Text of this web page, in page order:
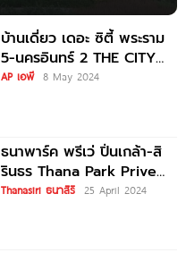
บ้านเดี่ยว เดอะ ซิตี้ พระราม
5-นครอินทร์ 2 THE CITY
Rama 5-Nakhon
AP เอพี 8 May 2024
ธนาพาร์ค พรีเว่ ปิ่นเกล้า-สิ
รินธร Thana Park Prive
Pinklao-Sirindhorn
Thanasiri ธนาสิริ 25 April 2024